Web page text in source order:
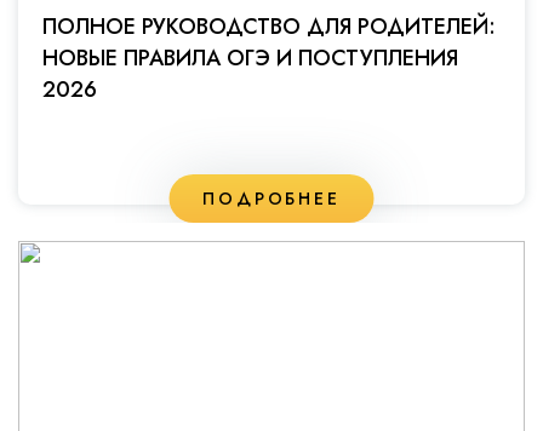
ПОЛНОЕ РУКОВОДСТВО ДЛЯ РОДИТЕЛЕЙ:
НОВЫЕ ПРАВИЛА ОГЭ И ПОСТУПЛЕНИЯ
2026
ПОДРОБНЕЕ